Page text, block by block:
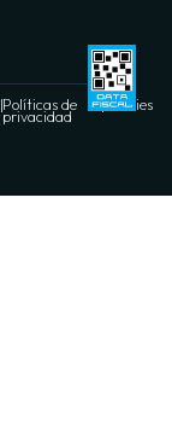
|Políticas de
privacidad
|Cookies